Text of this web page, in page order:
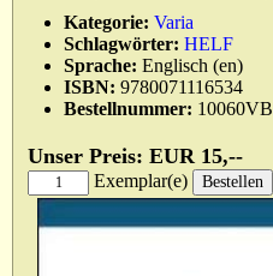
Ankauf
AGB
Widerruf
Impressum
Kategorie: Varia
Schlagwörter: HELF
Sprache: Englisch (en)
ISBN: 9780071116534
Bestellnummer: 10060VB
Unser Preis: EUR 15,--
Exemplar(e)